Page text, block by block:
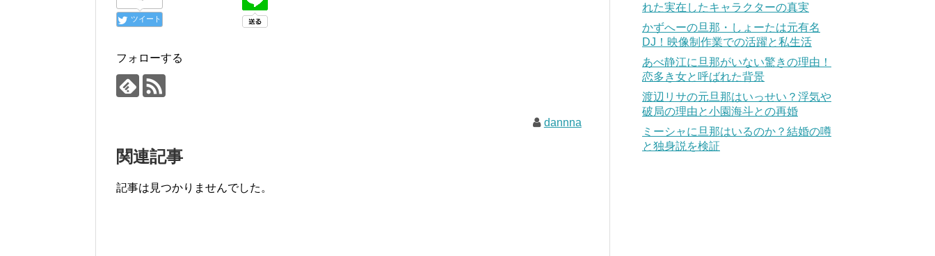
ツイート
フォローする
dannna
関連記事
記事は見つかりませんでした。
れた実在したキャラクターの真実
かずへーの旦那・しょーたは元有名
DJ！映像制作業での活躍と私生活
あべ静江に旦那がいない驚きの理由！
恋多き女と呼ばれた背景
渡辺リサの元旦那はいっせい？浮気や
破局の理由と小園海斗との再婚
ミーシャに旦那はいるのか？結婚の噂
と独身説を検証